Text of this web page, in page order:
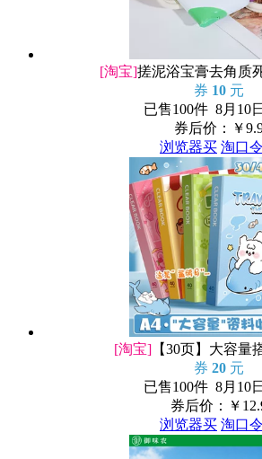
[淘宝]搓泥浴宝膏去角质
券 10 元
已售100件 8月10
券后价：￥
浏览器买 淘口
[淘宝] 【30页】大容量
券 20 元
已售100件 8月10
券后价：￥
浏览器买 淘口